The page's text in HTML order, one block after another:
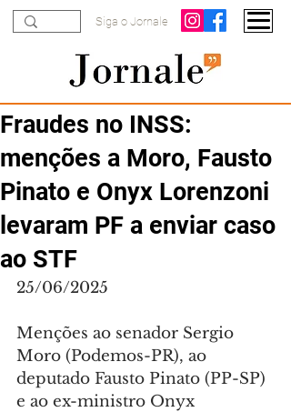
Siga o Jornale
Fraudes no INSS:
menções a Moro, Fausto
Pinato e Onyx Lorenzoni
levaram PF a enviar caso
ao STF
25/06/2025
Menções ao senador Sergio
Moro (Podemos-PR), ao
deputado Fausto Pinato (PP-SP)
e ao ex-ministro Onyx